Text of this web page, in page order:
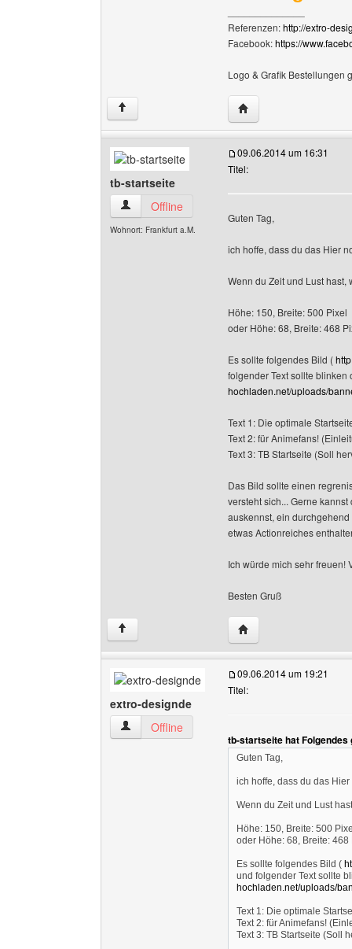
Referenzen:http://extro-
Facebook:https://
Logo & Grafik Bestellungen
↑ Website dieses
tb-startseite
tb-startseite Benutzer-Profile anzeigen
Offline
Wohnort: Frankfurt a.M.
09.06.2014 um 16:31
Titel:
Guten Tag,
ich hoffe, dass du das Hier
Wenn du Zeit und Lust
Höhe: 150, Breite: 500 Pixel
oder Höhe: 68, Breite: 468
Es sollte folgendes Bild (
folgender Text sollte
hochladen.net/uploads/
Text 1: Die optimale
Text 2: für Animefans!
Text 3: TB Startseite (Soll
Das Bild sollte einen
versteht sich... Gerne
auskennst, ein
etwas Actionreiches
Ich würde mich sehr freuen!
Besten Gruß
↑ Website dieses
extro-designde
extro-designde Benutzer-Profile anzeigen
Offline
09.06.2014 um 19:21
Titel:
tb-startseite hat Folgendes
Guten Tag,
ich hoffe, dass du das
Wenn du Zeit und Lust
Höhe: 150, Breite: 500
oder Höhe: 68, Breite: 468
Es sollte folgendes Bild (
und folgender Text sollte
hochladen.net/uploads/
Text 1: Die optimale
Text 2: für Animefans!
Text 3: TB Startseite (Soll